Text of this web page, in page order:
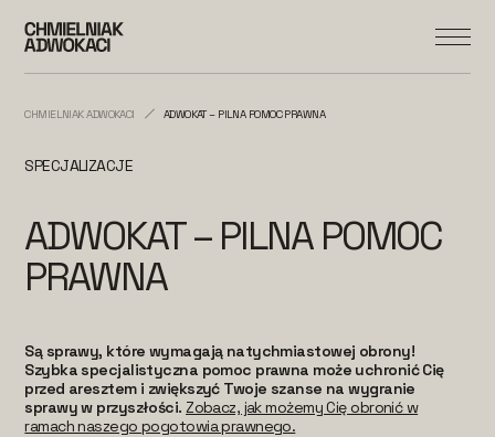
CHMIELNIAK ADWOKACI ADWOKAT – PILNA POMOC PRAWNA
SPECJALIZACJE
ADWOKAT – PILNA POMOC
PRAWNA
Są sprawy, które wymagają natychmiastowej obrony!
Szybka specjalistyczna pomoc prawna może uchronić Cię
przed aresztem i zwiększyć Twoje szanse na wygranie
sprawy w przyszłości.Zobacz, jak możemy Cię obronić w
ramach naszego pogotowia prawnego.